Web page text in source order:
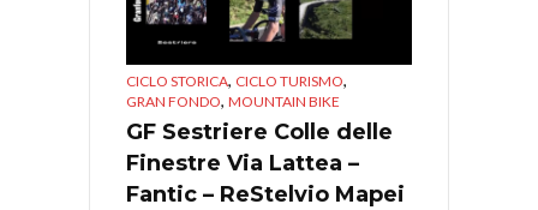
CICLO STORICA, CICLO TURISMO,
GRAN FONDO, MOUNTAIN BIKE
GF Sestriere Colle delle
Finestre Via Lattea –
Fantic – ReStelvio Mapei